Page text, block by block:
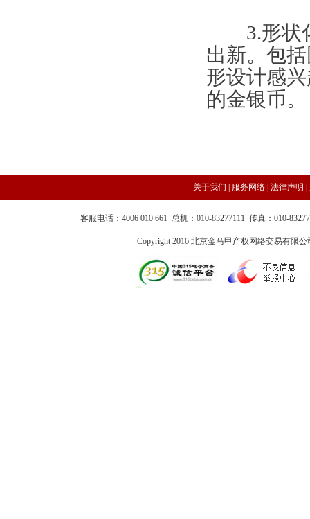
3.形状化
出新。包
形设计感
的金银币。
关于我们 | 服务网络 法律声明
客服电话：4006 010 661 总机：010-83277111 传真：010-
Copyright 2016 北京金马甲产权网络交易有限